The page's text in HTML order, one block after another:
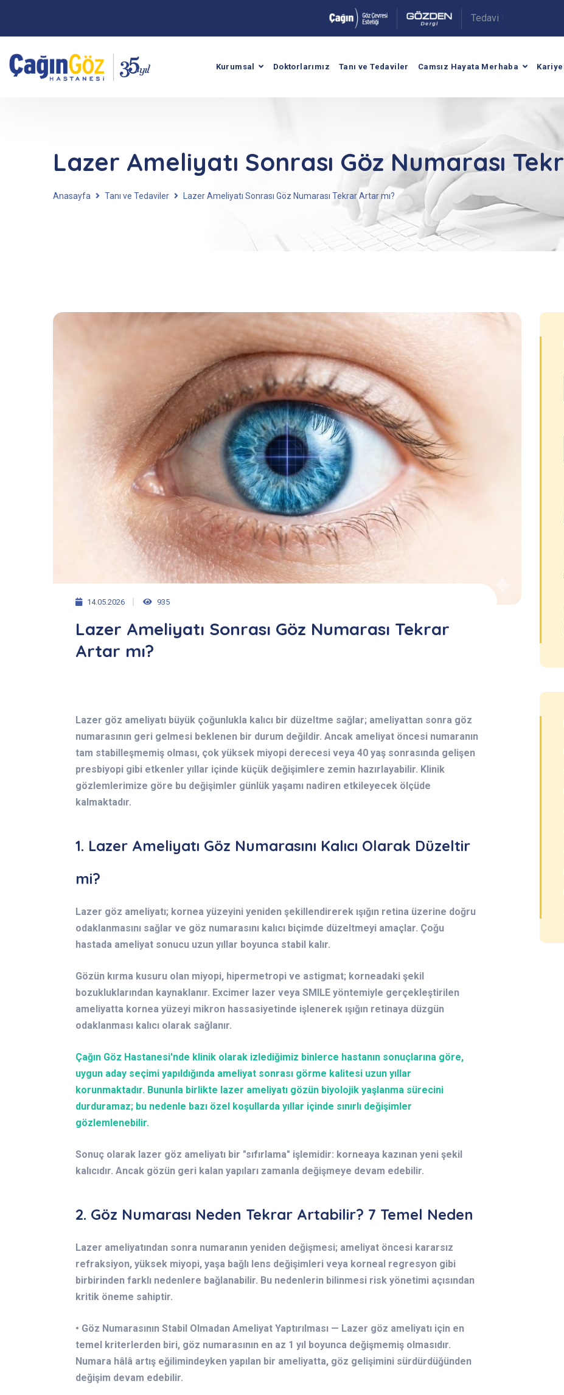
.
|
Kurumsal Doktorlarımız Tanı ve Tedaviler Camsız Hayata Merhaba
Lazer Ameliyatı Sonrası Göz Numarası
Anasayfa Tanı ve Tedaviler Lazer Ameliyatı Sonrası Göz Numarası Tekrar Artar mı?
14.05.2026 935
Lazer Ameliyatı Sonrası Göz Numarası Tekrar
Artar mı?
Lazer göz ameliyatı büyük çoğunlukla kalıcı bir düzeltme sağlar; ameliyattan sonra göz
numarasının geri gelmesi beklenen bir durum değildir. Ancak ameliyat öncesi numaranın
tam stabilleşmemiş olması, çok yüksek miyopi derecesi veya 40 yaş sonrasında gelişen
presbiyopi gibi etkenler yıllar içinde küçük değişimlere zemin hazırlayabilir. Klinik
gözlemlerimize göre bu değişimler günlük yaşamı nadiren etkileyecek ölçüde
kalmaktadır.
1. Lazer Ameliyatı Göz Numarasını Kalıcı Olarak Düzeltir
mi?
Lazer göz ameliyatı; kornea yüzeyini yeniden şekillendirerek ışığın retina üzerine doğru
odaklanmasını sağlar ve göz numarasını kalıcı biçimde düzeltmeyi amaçlar. Çoğu
hastada ameliyat sonucu uzun yıllar boyunca stabil kalır.
Gözün kırma kusuru olan miyopi, hipermetropi ve astigmat; korneadaki şekil
bozukluklarından kaynaklanır. Excimer lazer veya SMILE yöntemiyle gerçekleştirilen
ameliyatta kornea yüzeyi mikron hassasiyetinde işlenerek ışığın retinaya düzgün
odaklanması kalıcı olarak sağlanır.
Çağın Göz Hastanesi'nde klinik olarak izlediğimiz binlerce hastanın sonuçlarına göre,
uygun aday seçimi yapıldığında ameliyat sonrası görme kalitesi uzun yıllar
korunmaktadır. Bununla birlikte lazer ameliyatı gözün biyolojik yaşlanma sürecini
durduramaz; bu nedenle bazı özel koşullarda yıllar içinde sınırlı değişimler
gözlemlenebilir.
Sonuç olarak lazer göz ameliyatı bir "sıfırlama" işlemidir: korneaya kazınan yeni şekil
kalıcıdır. Ancak gözün geri kalan yapıları zamanla değişmeye devam edebilir.
2. Göz Numarası Neden Tekrar Artabilir? 7 Temel Neden
Lazer ameliyatından sonra numaranın yeniden değişmesi; ameliyat öncesi kararsız
refraksiyon, yüksek miyopi, yaşa bağlı lens değişimleri veya korneal regresyon gibi
birbirinden farklı nedenlere bağlanabilir. Bu nedenlerin bilinmesi risk yönetimi açısından
kritik öneme sahiptir.
• Göz Numarasının Stabil Olmadan Ameliyat Yaptırılması — Lazer göz ameliyatı için en
temel kriterlerden biri, göz numarasının en az 1 yıl boyunca değişmemiş olmasıdır.
Numara hâlâ artış eğilimindeyken yapılan bir ameliyatta, göz gelişimini sürdürdüğünden
değişim devam edebilir.